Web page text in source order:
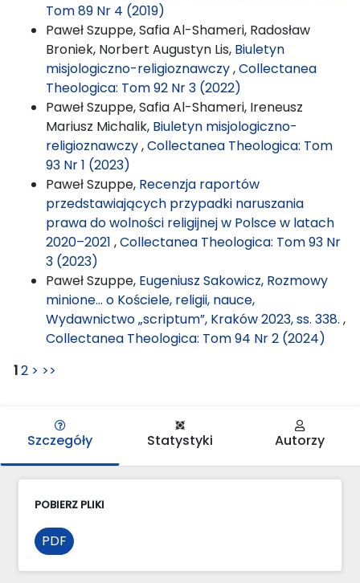
Tom 89 Nr 4 (2019)
Paweł Szuppe, Safia Al-Shameri, Radosław
Broniek, Norbert Augustyn Lis, Biuletyn
misjologiczno-religioznawczy,Collectanea
Theologica: Tom 92 Nr 3 (2022)
Paweł Szuppe, Safia Al-Shameri, Ireneusz
Mariusz Michalik, Biuletyn misjologiczno-
religioznawczy,Collectanea Theologica: Tom
93 Nr 1 (2023)
Paweł Szuppe, Recenzja raportów
przedstawiających przypadki naruszania
prawa do wolności religijnej w Polsce w latach
2020–2021 ,Collectanea Theologica: Tom 93 Nr
3 (2023)
Paweł Szuppe, Eugeniusz Sakowicz, Rozmowy
minione… o Kościele, religii, nauce,
Wydawnictwo „scriptum”, Kraków 2023, ss. 338. ,
Collectanea Theologica: Tom 94 Nr 2 (2024)
12 > >>
Szczegóły Statystyki Autorzy
POBIERZ PLIKI
PDF